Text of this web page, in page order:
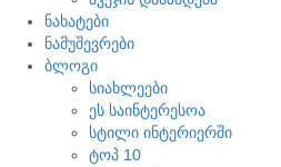
ნახატები
ნამუშევრები
ბლოგი
სიახლეები
ეს საინტერესოა
სტილი ინტერიერში
ტოპ 10